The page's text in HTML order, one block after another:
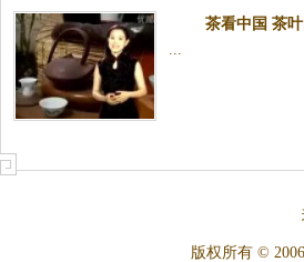
茶看中国 茶
版权所有 ©